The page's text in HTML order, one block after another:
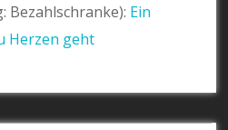
Bezahlschranke): Ein
Herzen geht